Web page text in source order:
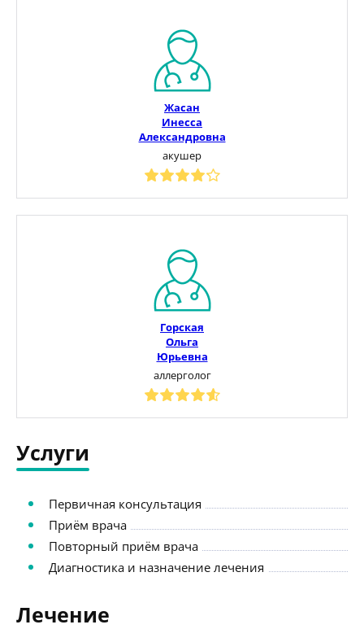
Жасан
Инесса
Александровна
акушер
Горская
Ольга
Юрьевна
аллерголог
Услуги
Первичная консультация
Приём врача
Повторный приём врача
Диагностика и назначение лечения
Лечение